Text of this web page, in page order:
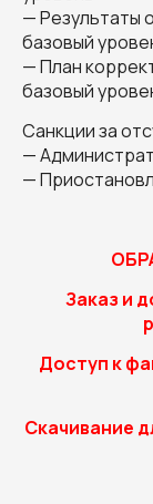
— Результаты
базовый
— План
базовый
Санкции за
—
—
Заказ и
Доступ к
Скачивание